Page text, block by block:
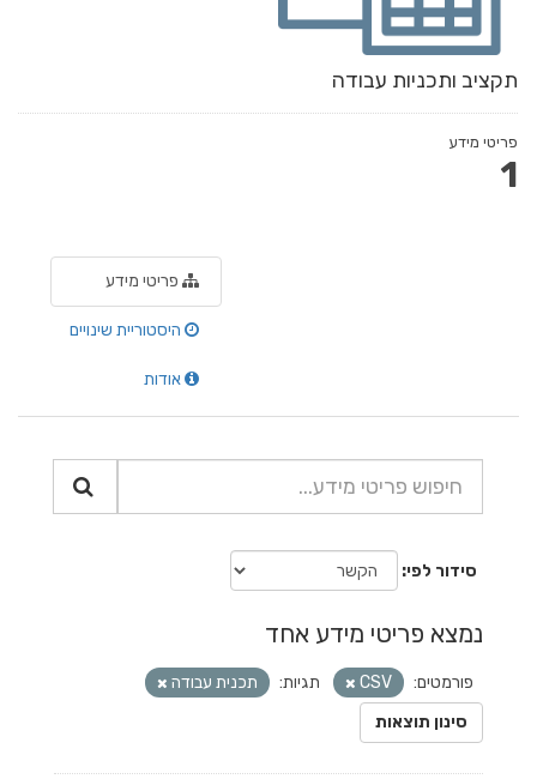
תקציב ותכניות עבודה
פריטי מידע
1
פריטי מידע
היסטוריית שינויים
אודות
סידור לפי
נמצא פריטי מידע אחד
פורמטים: CSV תגיות:
תכנית עבודה
סינון תוצאות